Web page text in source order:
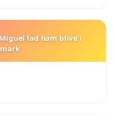
lad ham blive i